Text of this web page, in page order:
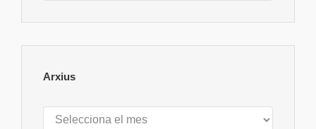
Arxius
Arxius